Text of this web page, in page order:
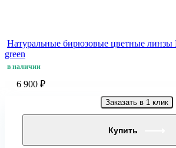
Натуральные бирюзовые цветные линзы
green
в наличии
6 900 ₽
Заказать в 1 клик